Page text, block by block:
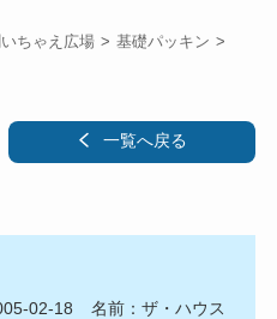
ちゃえ広場
基礎パッキン
一覧へ戻る
02-18 名前：ザ・ハウス